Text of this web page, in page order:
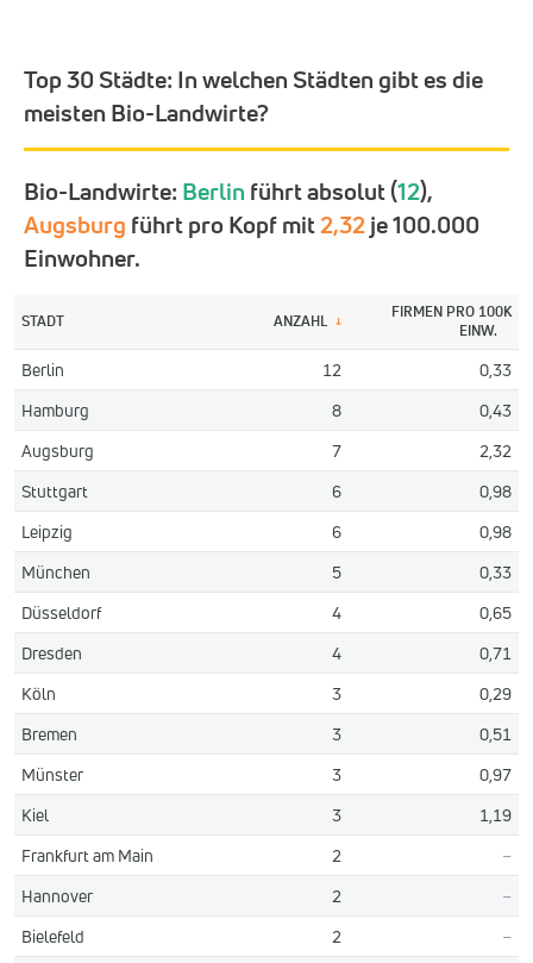
Top 30 Städte: In welchen Städten gibt es die
meisten Bio-Landwirte?
Bio-Landwirte: Berlin führt absolut (12),
Augsburg führt pro Kopf mit2,32je 100.000
Einwohner.
STADT ANZAHL ↓
FIRMEN PRO 100K
EINW.
Berlin 12
0,33
Hamburg
8
0,43
Augsburg
7
2,32
Stuttgart
6
0,98
Leipzig
6
0,98
München
5
0,33
Düsseldorf
4
0,65
Dresden
4
0,71
Köln
3
0,29
Bremen
3
0,51
Münster
3
0,97
Kiel
3
1,19
Frankfurt am Main
2
–
Hannover
2
–
Bielefeld
2
–